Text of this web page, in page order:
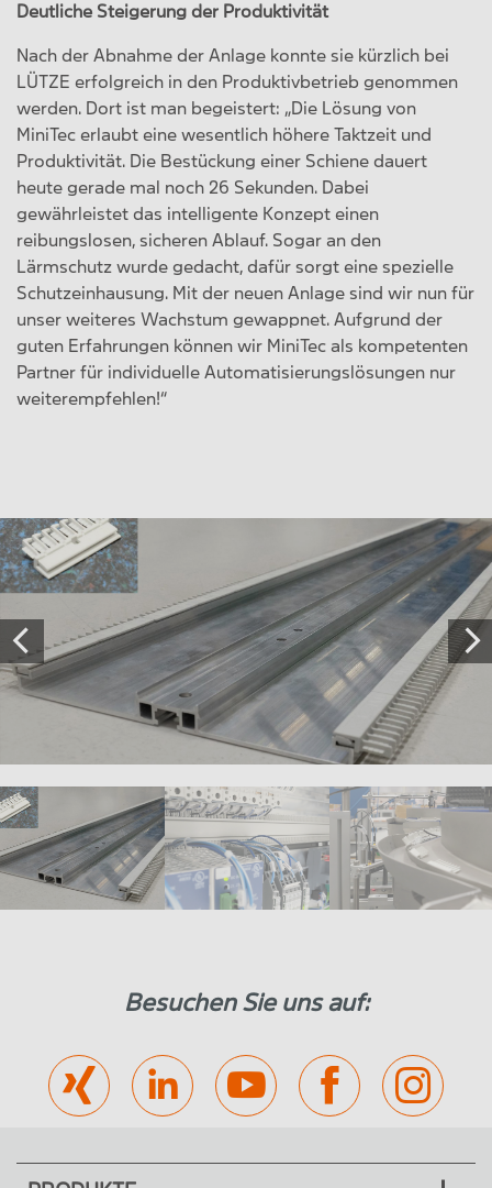
Deutliche Steigerung der Produktivität
Nach der Abnahme der Anlage konnte sie kürzlich bei
LÜTZE erfolgreich in den Produktivbetrieb genommen
werden. Dort ist man begeistert: „Die Lösung von
MiniTec erlaubt eine wesentlich höhere Taktzeit und
Produktivität. Die Bestückung einer Schiene dauert
heute gerade mal noch 26 Sekunden. Dabei
gewährleistet das intelligente Konzept einen
reibungslosen, sicheren Ablauf. Sogar an den
Lärmschutz wurde gedacht, dafür sorgt eine spezielle
Schutzeinhausung. Mit der neuen Anlage sind wir nun für
unser weiteres Wachstum gewappnet. Aufgrund der
guten Erfahrungen können wir MiniTec als kompetenten
Partner für individuelle Automatisierungslösungen nur
weiterempfehlen!“
Besuchen Sie uns auf: